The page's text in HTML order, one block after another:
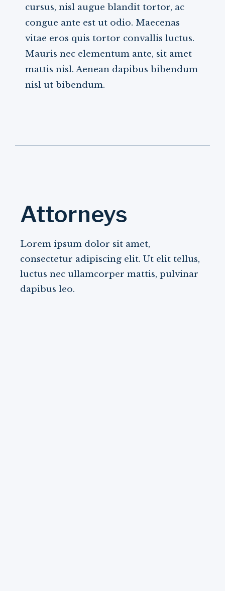
cursus, nisl augue blandit tortor, ac
congue ante est ut odio. Maecenas
vitae eros quis tortor convallis luctus.
Mauris nec elementum ante, sit amet
mattis nisl. Aenean dapibus bibendum
nisl ut bibendum.
Attorneys
Lorem ipsum dolor sit amet,
consectetur adipiscing elit. Ut elit tellus,
luctus nec ullamcorper mattis, pulvinar
dapibus leo.